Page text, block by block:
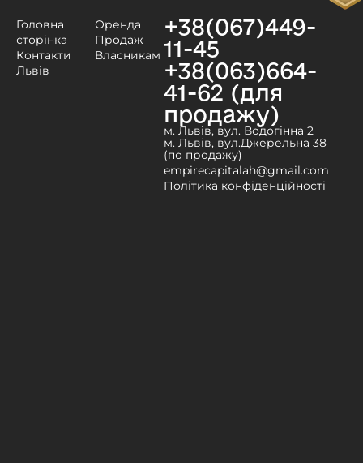
Головна
сторінка
Контакти
Львів
Оренда
Продаж
Власникам
+38(067)449-
11-45
+38(063)664-
41-62 (для
продажу)
м. Львів, вул. Водогінна 2
м. Львів, вул.Джерельна 38
(по продажу)
empirecapitalah@gmail.com
Політика конфіденційності